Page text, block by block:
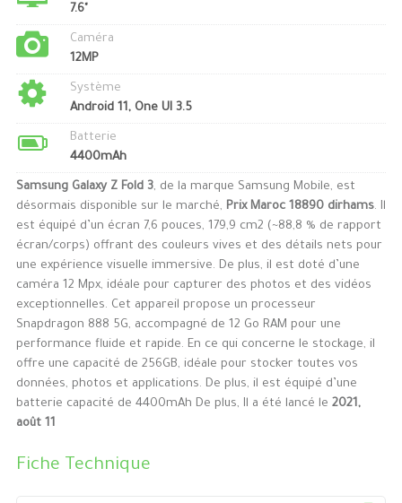
7.6"
Caméra
12MP
Système
Android 11, One UI 3.5
Batterie
4400mAh
Samsung Galaxy Z Fold 3, de la marque Samsung Mobile, est
désormais disponible sur le marché, Prix Maroc 18890 dirhams. Il
est équipé d’un écran 7,6 pouces, 179,9 cm2 (~88,8 % de rapport
écran/corps) offrant des couleurs vives et des détails nets pour
une expérience visuelle immersive. De plus, il est doté d’une
caméra 12 Mpx, idéale pour capturer des photos et des vidéos
exceptionnelles. Cet appareil propose un processeur
Snapdragon 888 5G, accompagné de 12 Go RAM pour une
performance fluide et rapide. En ce qui concerne le stockage, il
offre une capacité de 256GB, idéale pour stocker toutes vos
données, photos et applications. De plus, il est équipé d’une
batterie capacité de 4400mAh De plus, Il a été lancé le 2021,
août 11
Fiche Technique